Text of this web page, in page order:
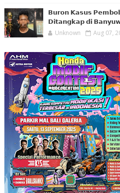
𝗕𝘂𝗿𝗼𝗻 𝗞𝗮𝘀𝘂𝘀
𝗗𝗶𝘁𝗮𝗻𝗴𝗸𝗮𝗽 𝗱𝗶
Unknown Aug 07,